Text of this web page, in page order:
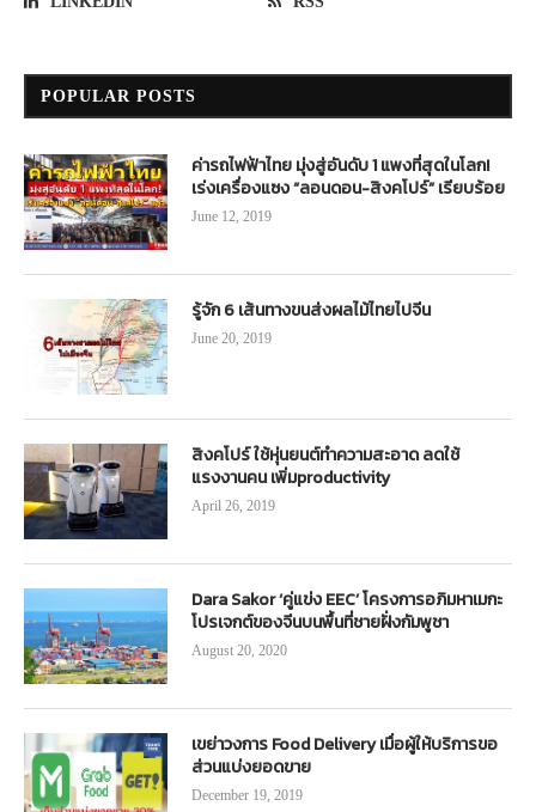
POPULAR POSTS
ค่ารถไฟฟ้าไทย มุ่งสู่อันดับ 1 แพงที่สุดในโลก!
เร่งเครื่องแซง “ลอนดอน-สิงคโปร์” เรียบร้อย
June 12, 2019
รู้จัก 6 เส้นทางขนส่งผลไม้ไทยไปจีน
June 20, 2019
สิงคโปร์ ใช้หุ่นยนต์ทำความสะอาด ลดใช้
แรงงานคน เพิ่มproductivity
April 26, 2019
Dara Sakor ‘คู่แข่ง EEC’ โครงการอภิมหาเมกะ
โปรเจกต์ของจีนบนพื้นที่ชายฝั่งกัมพูชา
August 20, 2020
เขย่าวงการ Food Delivery เมื่อผู้ให้บริการขอ
ส่วนแบ่งยอดขาย
December 19, 2019